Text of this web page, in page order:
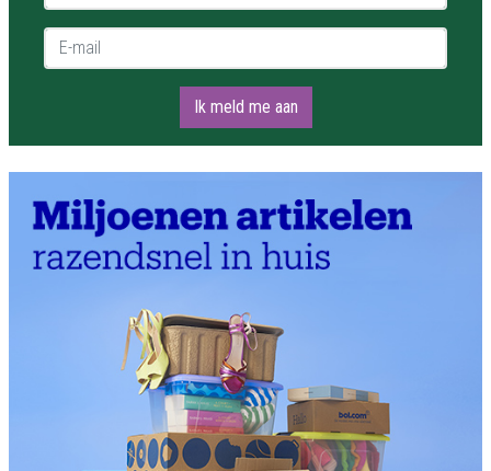
E-mail *
Ik meld me aan